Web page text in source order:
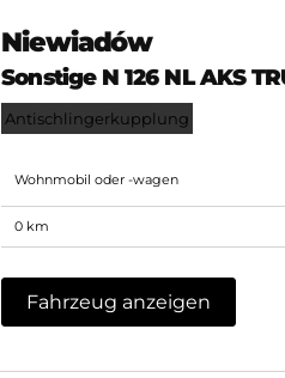
Niewiadów
Sonstige N 126 NL AKS
Antischlingerkupplung
Wohnmobil oder -wagen
0 km
Fahrzeug anzeigen